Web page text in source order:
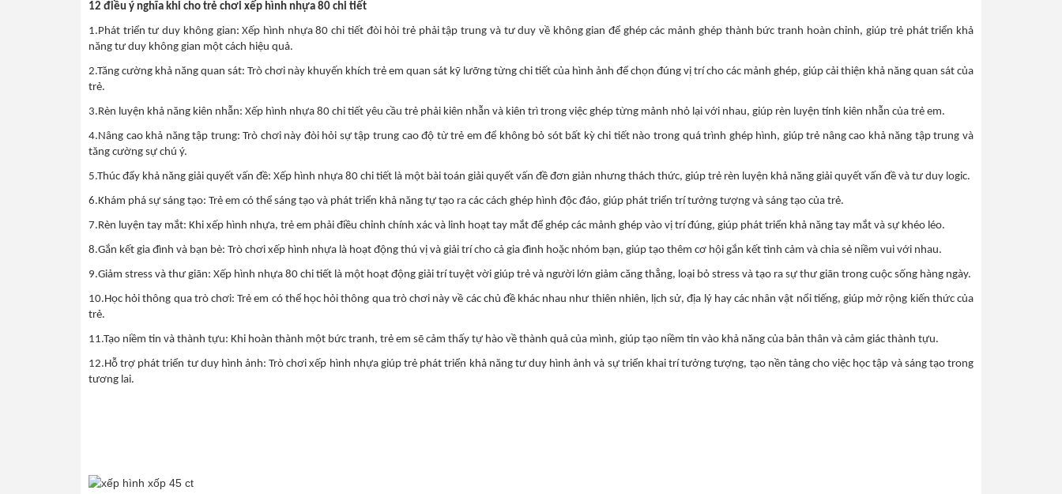
12 điều ý nghĩa khi cho trẻ chơi xếp hình nhựa 80 chi tiết
1.Phát triển tư duy không gian: Xếp hình nhựa 80 chi tiết đòi hỏi trẻ phải tập trung và tư duy về không gian để ghép các mảnh ghép thành bức tranh hoàn chỉnh, giúp trẻ phát triển khả
năng tư duy không gian một cách hiệu quả.
2.Tăng cường khả năng quan sát: Trò chơi này khuyến khích trẻ em quan sát kỹ lưỡng từng chi tiết của hình ảnh để chọn đúng vị trí cho các mảnh ghép, giúp cải thiện khả năng quan sát của
trẻ.
3.Rèn luyện khả năng kiên nhẫn: Xếp hình nhựa 80 chi tiết yêu cầu trẻ phải kiên nhẫn và kiên trì trong việc ghép từng mảnh nhỏ lại với nhau, giúp rèn luyện tính kiên nhẫn của trẻ em.
4.Nâng cao khả năng tập trung: Trò chơi này đòi hỏi sự tập trung cao độ từ trẻ em để không bỏ sót bất kỳ chi tiết nào trong quá trình ghép hình, giúp trẻ nâng cao khả năng tập trung và
tăng cường sự chú ý.
5.Thúc đẩy khả năng giải quyết vấn đề: Xếp hình nhựa 80 chi tiết là một bài toán giải quyết vấn đề đơn giản nhưng thách thức, giúp trẻ rèn luyện khả năng giải quyết vấn đề và tư duy logic.
6.Khám phá sự sáng tạo: Trẻ em có thể sáng tạo và phát triển khả năng tự tạo ra các cách ghép hình độc đáo, giúp phát triển trí tưởng tượng và sáng tạo của trẻ.
7.Rèn luyện tay mắt: Khi xếp hình nhựa, trẻ em phải điều chỉnh chính xác và linh hoạt tay mắt để ghép các mảnh ghép vào vị trí đúng, giúp phát triển khả năng tay mắt và sự khéo léo.
8.Gắn kết gia đình và bạn bè: Trò chơi xếp hình nhựa là hoạt động thú vị và giải trí cho cả gia đình hoặc nhóm bạn, giúp tạo thêm cơ hội gắn kết tình cảm và chia sẻ niềm vui với nhau.
9.Giảm stress và thư giãn: Xếp hình nhựa 80 chi tiết là một hoạt động giải trí tuyệt vời giúp trẻ và người lớn giảm căng thẳng, loại bỏ stress và tạo ra sự thư giãn trong cuộc sống hàng ngày.
10.Học hỏi thông qua trò chơi: Trẻ em có thể học hỏi thông qua trò chơi này về các chủ đề khác nhau như thiên nhiên, lịch sử, địa lý hay các nhân vật nổi tiếng, giúp mở rộng kiến thức của
trẻ.
11.Tạo niềm tin và thành tựu: Khi hoàn thành một bức tranh, trẻ em sẽ cảm thấy tự hào về thành quả của mình, giúp tạo niềm tin vào khả năng của bản thân và cảm giác thành tựu.
12.Hỗ trợ phát triển tư duy hình ảnh: Trò chơi xếp hình nhựa giúp trẻ phát triển khả năng tư duy hình ảnh và sự triển khai trí tưởng tượng, tạo nền tảng cho việc học tập và sáng tạo trong
tương lai.